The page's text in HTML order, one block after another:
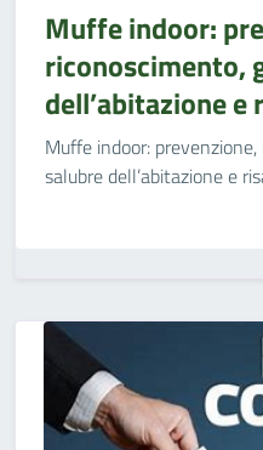
Muffe indoor:
riconoscimento,
dell’abitazione e
Muffe indoor:
salubre dell’abitazione e